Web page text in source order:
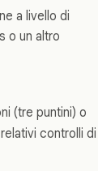
a livello di
o un altro
(tre puntini) o
controlli di